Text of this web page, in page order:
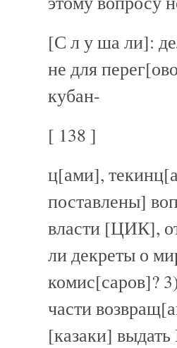
[С л у ша ли]:
не для
кубан-
[ 138 ]
ц[ами],
поставлены]
власти [ЦИК],
ли декреты о
комис[саров]?
части
[казаки]